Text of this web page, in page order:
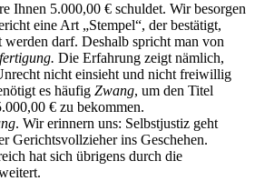
Ihnen 5.000,00 € schuldet. Wir besorgen
eine Art „Stempel“, der bestätigt,
darf. Deshalb spricht man von
Die Erfahrung zeigt nämlich,
nicht einsieht und nicht freiwillig
es häufig Zwang, um den Titel
€ zu bekommen.
. Wir erinnern uns: Selbstjustiz geht
Gerichtsvollzieher ins Geschehen.
hat sich übrigens durch die